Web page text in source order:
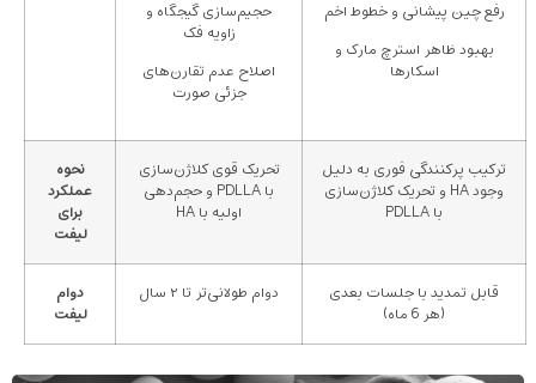
رفع چین پیشانی و خطوط اخم
بهبود ظاهر استرچ مارک و
اسکارها
حجیم‌سازی گیجگاه و
زاویه فک
اصلاح عدم تقارن‌های
جزئی صورت
ترکیب پرکنندگی فوری به دلیل
وجود HA و تحریک کلاژن‌سازی
با PDLLA
تحریک قوی کلاژن‌سازی
با PDLLA و حجم‌دهی
اولیه با HA
نحوه
عملکرد
برای
لیفت
قابل تمدید با جلسات بعدی
(هر 6 ماه)
دوام طولانی‌تر تا ۲ سال
دوام
لیفت